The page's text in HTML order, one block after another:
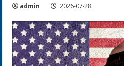
admin 2026-07-28